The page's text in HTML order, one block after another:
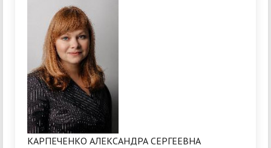
КАРПЕЧЕНКО АЛЕКСАНДРА СЕРГЕЕВНА